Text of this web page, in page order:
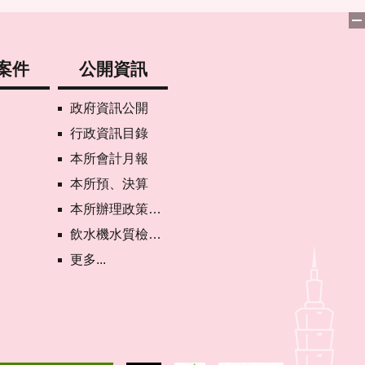
件 公開資訊
政府資訊公開
行政資訊目錄
本所會計月報
本所預、決算
本所辦理政策宣導執行情形表
飲水機水質檢驗專區
更多...